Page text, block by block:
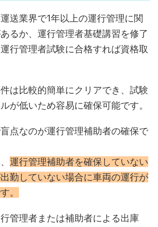
送業界で1年以上の運行管理に関
るか、運行管理者基礎講習を修了
行管理者試験に合格すれば資格取
は比較的簡単にクリアでき、試験
が低いため容易に確保可能です。
点なのが運行管理補助者の確保で
運行管理補助者を確保していない
勤していない場合に車両の運行が
。
管理者または補助者による出庫